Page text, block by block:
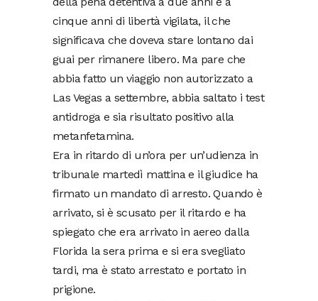
cinque anni di libertà vigilata, il che
significava che doveva stare lontano dai
guai per rimanere libero. Ma pare che
abbia fatto un viaggio non autorizzato a
Las Vegas a settembre, abbia saltato i test
antidroga e sia risultato positivo alla
metanfetamina.
Era in ritardo di un’ora per un’udienza in
tribunale martedì mattina e il giudice ha
firmato un mandato di arresto. Quando è
arrivato, si è scusato per il ritardo e ha
spiegato che era arrivato in aereo dalla
Florida la sera prima e si era svegliato
tardi, ma è stato arrestato e portato in
prigione.